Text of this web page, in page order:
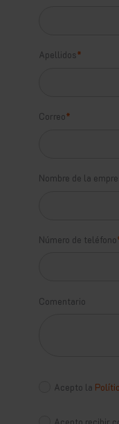
Apellidos*
Correo*
Nombre de la
Número de teléfono
Comentario
Acepto la
Acepto recibir